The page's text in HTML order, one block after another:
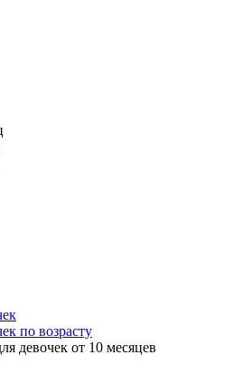
по возрасту
девочек от 10 месяцев